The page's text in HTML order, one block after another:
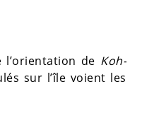
l’orientation de Koh-
sur l’île voient les